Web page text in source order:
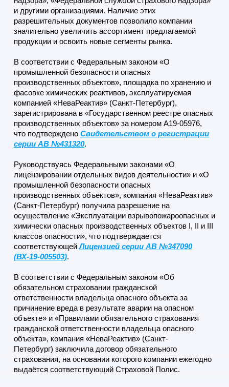
и другими организациями. Наличие этих
разрешительных документов позволило компании
значительно увеличить ассортимент предлагаемой
продукции и освоить новые сегменты рынка.
В соответствии с Федеральным законом «О
промышленной безопасности опасных
производственных объектов», площадка по хранению и
фасовке химических реактивов, эксплуатируемая
компанией «НеваРеактив» (Санкт-Петербург),
зарегистрирована в «Государственном реестре опасных
производственных объектов» за номером А19-05976,
что подтверждено Свидетельством о регистрации
серии АВ №431320.
Руководствуясь Федеральными законами «О
лицензировании отдельных видов деятельности» и «О
промышленной безопасности опасных
производственных объектов», компания «НеваРеактив»
(Санкт-Петербург) получила разрешение на
осуществление «Эксплуатации взрывопожароопасных и
химически опасных производственных объектов I, II и III
классов опасности», что подтверждается
соответствующейЛицензией серии АВ №347090
(ВХ-19-005503).
В соответствии с Федеральным законом «Об
обязательном страховании гражданской
ответственности владельца опасного объекта за
причинение вреда в результате аварии на опасном
объекте» и «Правилами обязательного страхования
гражданской ответственности владельца опасного
объекта», компания «НеваРеактив» (Санкт-
Петербург) заключила договор обязательного
страхования, на основании которого компании ежегодно
выдаётся соответствующий Страховой Полис.